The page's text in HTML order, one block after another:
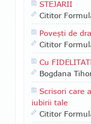
STEJARII
Cititor
Poveşti de
Cititor
Cu
Bogdana
Scrisori care
iubirii tale
Cititor